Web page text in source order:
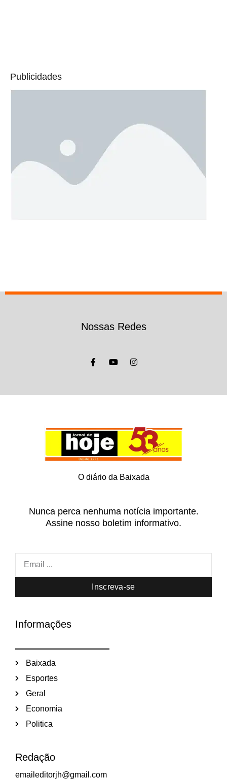
Publicidades
Nossas Redes
O diário da Baixada
Nunca perca nenhuma notícia importante.
Assine nosso boletim informativo.
Inscreva-se
Informações
Baixada
Esportes
Geral
Economia
Politica
Redação
emaileditorjh@gmail.com